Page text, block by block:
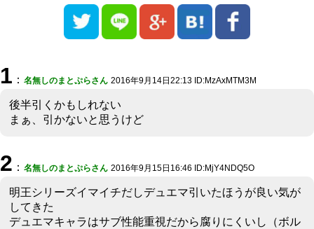
1 ： 名無しのまとぷらさん 2016年9月14日22:13 ID:MzAxMTM3M
後半引くかもしれない
まぁ、引かないと思うけど
2 ： 名無しのまとぷらさん 2016年9月15日16:46 ID:MjY4NDQ5O
明王シリーズイマイチだしデュエマ引いたほうが良い気が
してきた
デュエマキャラはサブ性能重視だから腐りにくいし（ボル